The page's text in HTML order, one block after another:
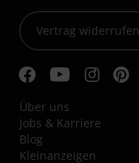
Vertrag widerrufen
Über uns
Jobs & Karriere
Blog
Kleinanzeigen